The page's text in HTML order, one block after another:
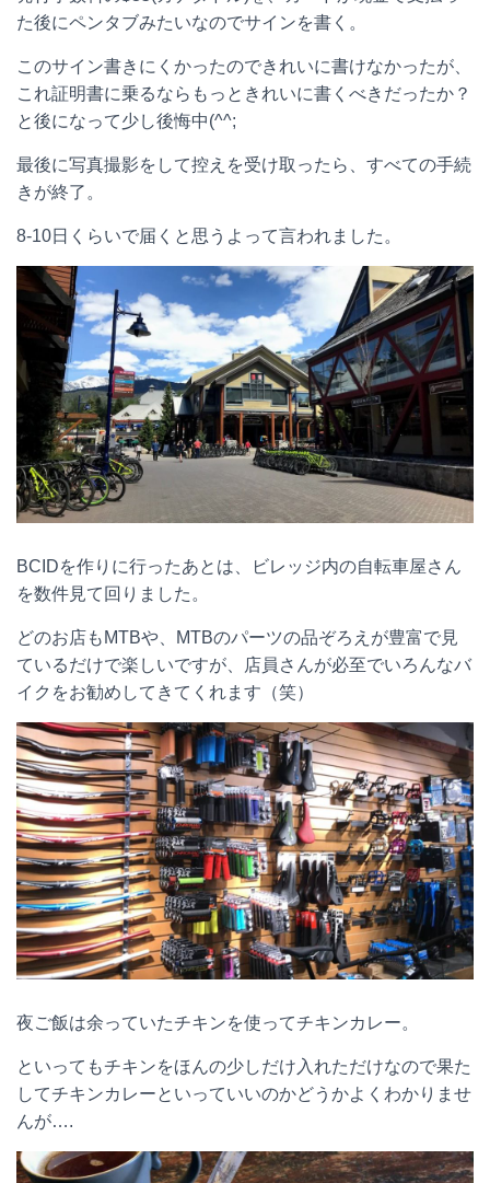
た後にペンタブみたいなのでサインを書く。
このサイン書きにくかったのできれいに書けなかったが、
これ証明書に乗るならもっときれいに書くべきだったか？
と後になって少し後悔中(^^;
最後に写真撮影をして控えを受け取ったら、すべての手続
きが終了。
8-10日くらいで届くと思うよって言われました。
BCIDを作りに行ったあとは、ビレッジ内の自転車屋さん
を数件見て回りました。
どのお店もMTBや、MTBのパーツの品ぞろえが豊富で見
ているだけで楽しいですが、店員さんが必至でいろんなバ
イクをお勧めしてきてくれます（笑）
夜ご飯は余っていたチキンを使ってチキンカレー。
といってもチキンをほんの少しだけ入れただけなので果た
してチキンカレーといっていいのかどうかよくわかりませ
んが….